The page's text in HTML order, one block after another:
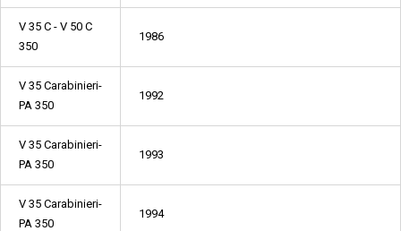
V 35 C - V 50 C
350
1986
V 35 Carabinieri-
PA 350
1992
V 35 Carabinieri-
PA 350
1993
V 35 Carabinieri-
PA 350
1994